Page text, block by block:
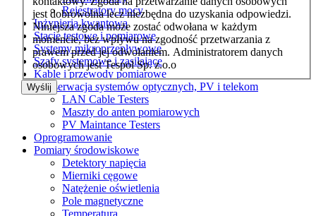
Rejestratory mocy
Inżynieria kwantowa
Stacje testowe i pomiarowe
Systemy mikroprzepływowe
Szafy systemowe i zasilające
Kable i przewody pomiarowe
Konserwacja systemów optycznych, PV i telekom
LAN Cable Testers
Maszty do anten pomiarowych
PV Maintance Testers
Oprogramowanie
Pomiary środowiskowe
Detektory napięcia
Mierniki cęgowe
Natężenie oświetlenia
Pole magnetyczne
Temperatura
jest dobrowolna lecz niezbędna do uzyskania odpowiedzi.
Niniejsza zgoda może zostać odwołana w każdym
momencie, bez wpływu na zgodność przetwarzania z
prawem przed jej odwołaniem. Administratorem danych
osobowych jest Tespol Sp. z.o.o
Wyślij